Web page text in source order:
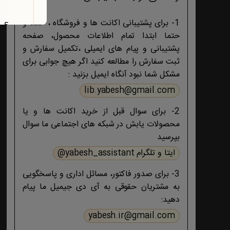
1- برای پشتیبانی اکانت ها و فروشگاه ، حتما و
حتما ابتدا تمام اطلاعات محصول، صفحه
پشتیبانی و پیام های ایمیلی ،تکمیل سفارش و
ثبت سفارش را مطالعه کنید اگر هیچ جوابی برای
مشکل شما نبود آنگاه ایمیل بزنید :
lib.yabesh@gmail.com
2- برای سوال قبل از خرید اکانت ها و یا
محصولات یابش در شبکه های اجتماعی ما سوال
بپرسید
ایتا و تلگرام yabesh_assistant@
3- برای صدور فاکتور، مسائل اداری و پاسخگویی
به مشتریان حقوقی به آی دی جیمیل ما پیام
دهید:
yabesh.ir@gmail.com